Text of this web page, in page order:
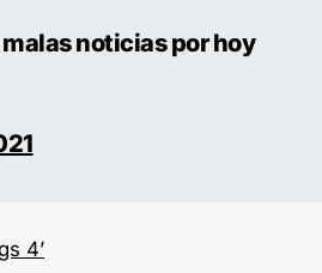
noticias por hoy
4’